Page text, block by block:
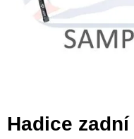
Hadice